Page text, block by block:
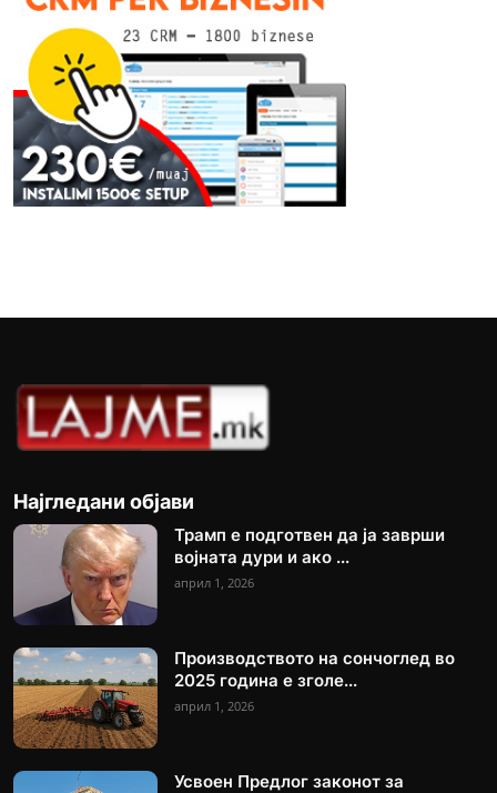
Најгледани објави
Трамп е подготвен да ја заврши
војната дури и ако ...
април 1, 2026
Производството на сончоглед во
2025 година е зголе...
април 1, 2026
Усвоен Предлог законот за